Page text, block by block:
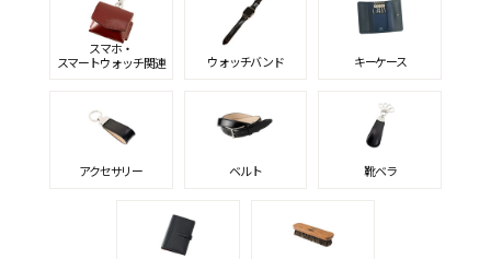
スマホ・
スマートウォッチ関連
ウォッチバンド キーケース
アクセサリー ベルト 靴ベラ